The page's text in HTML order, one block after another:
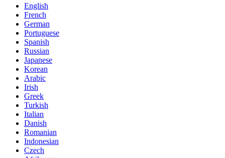
English
French
German
Portuguese
Spanish
Russian
Japanese
Korean
Arabic
Irish
Greek
Turkish
Italian
Danish
Romanian
Indonesian
Czech